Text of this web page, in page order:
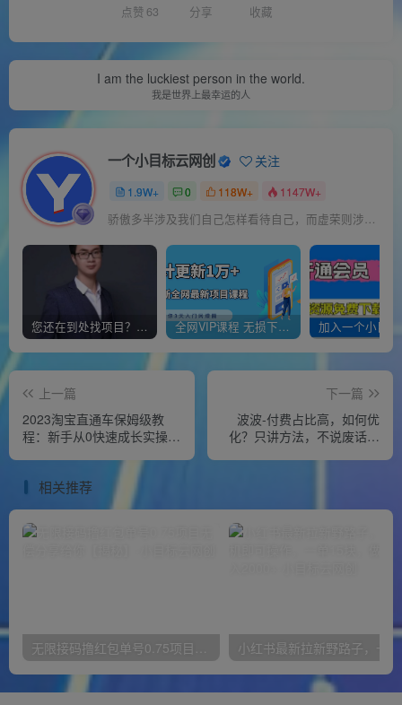
点赞 63 分享 收藏
I am the luckiest person in the world.
我是世界上最幸运的人
一个小目标云网创 关注
1.9W+ 0 118W+ 1147W+
骄傲多半涉及我们自己怎样看待自己，而虚荣则涉及我们想别人怎样看我们
您还在到处找项目？还在当韭菜？我靠经营“一个小目标网创商城”年入百W+，曾经我也负债累累! 全网VIP课程 无损下载~
上一篇
2023淘宝直通车保姆级教
程：新手从0快速成长实操，
下一篇
波波-付费占比高，如何优
化？只讲方法，不说废话，
相关推荐
无限接码撸红包单号0.75项目无偿分享给你【揭秘】